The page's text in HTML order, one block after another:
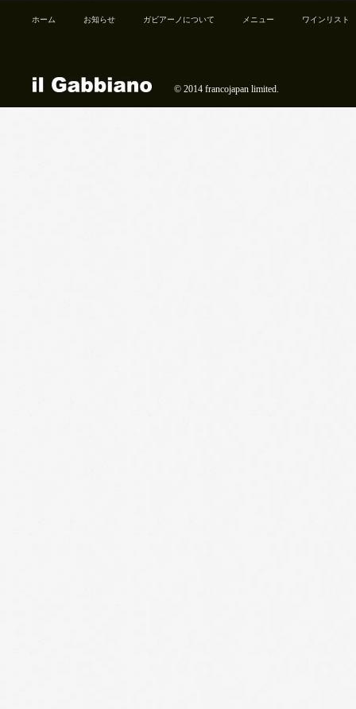
ホーム お知らせ ガビアーノについて
メニュー
ワインリスト
© 2014 francojapan limited.